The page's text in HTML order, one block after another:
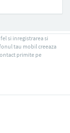
si inregistrarea si
tau mobil creeaza
primite pe